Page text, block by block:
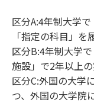
区分A:4年制大学
「指定の科目」を
区分B:4年制大学
施設」で2年以上
区分C:外国の大学
つ、外国の大学院